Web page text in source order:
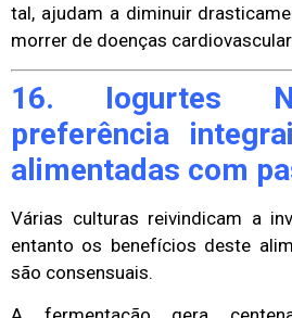
tal, ajudam a diminuir
morrer de doenças
16. Iogurtes
preferência
alimentadas com
Várias culturas reivindicam a
entanto os benefícios deste
são consensuais.